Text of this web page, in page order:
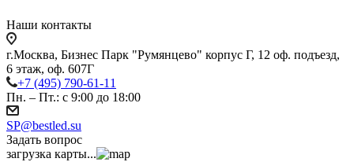
Наши контакты
г.Москва, Бизнес Парк "Румянцево" корпус Г, 12 оф. подъезд,
6 этаж, оф. 607Г
+7 (495) 790-61-11
Пн. – Пт.: с 9:00 до 18:00
SP@bestled.su
Задать вопрос
загрузка карты...